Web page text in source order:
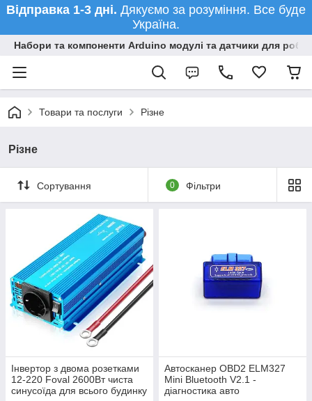
Відправка 1-3 дні. Дякуємо за розуміння. Все буде
Україна.
Набори та компоненти Arduino модулі та датчики для
Товари та послуги Різне
Різне
Сортування 0 Фільтри
Інвертор з двома розетками
12-220 Foval 2600Вт чиста
синусоїда для всього будинку
Автосканер OBD2 ELM327
Mini Bluetooth V2.1 -
діагностика авто